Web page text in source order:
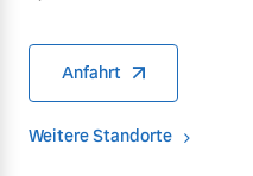
Anfahrt
Weitere Standorte